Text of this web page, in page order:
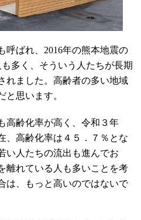
呼ばれ、 2016年の熊本地震の
多く、そういう人たちが長期
れました。高齢者の多い地域
と思います。
高齢化率が高く、令和３年
、高齢化率は４５．７％とな
い人たちの流出も進んでお
離れている人も多いことを考
は、もっと高いのではないで